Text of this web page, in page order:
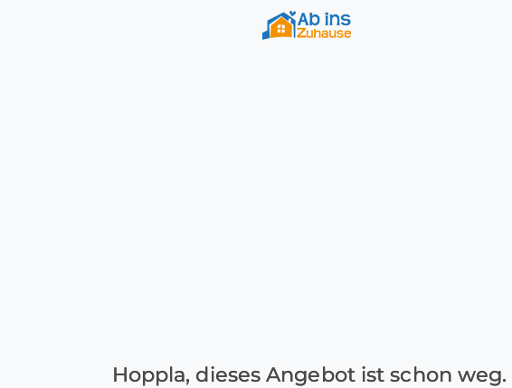
Hoppla, dieses Angebot ist schon weg.